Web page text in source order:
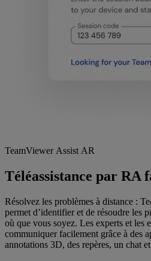
TeamViewer Assist AR
Téléassistance par RA
Résolvez les problèmes à distance :
permet d’identifier et de résoudre les
où que vous soyez. Les experts et les
communiquer facilement grâce à des
annotations 3D, des repères, un chat